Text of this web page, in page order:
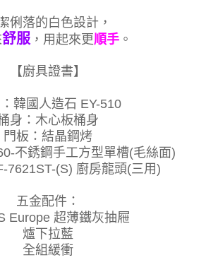
俐落的白色設計，
舒服，用起來更順手 。
【廚具證書】
韓國人造石 EY-510
身：木心板桶身
門板：結晶鋼烤
不銹鋼手工方型單槽(毛絲面)
7621ST-(S) 廚房龍頭(三用)
五金配件：
Europe 超薄鐵灰抽屜
爐下拉藍
全組緩衝